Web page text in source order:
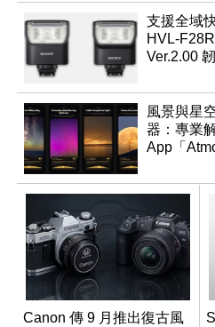
支援全域
HVL-
Ver.2.00
風景與星
器：專業
App「
Canon 傳 9 月推出復古風